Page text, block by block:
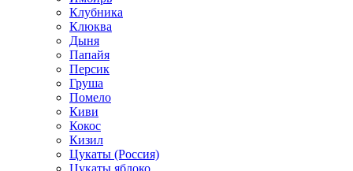
Клубника
Клюква
Дыня
Папайя
Персик
Груша
Помело
Киви
Кокос
Кизил
Цукаты (Россия)
Цукаты яблоко